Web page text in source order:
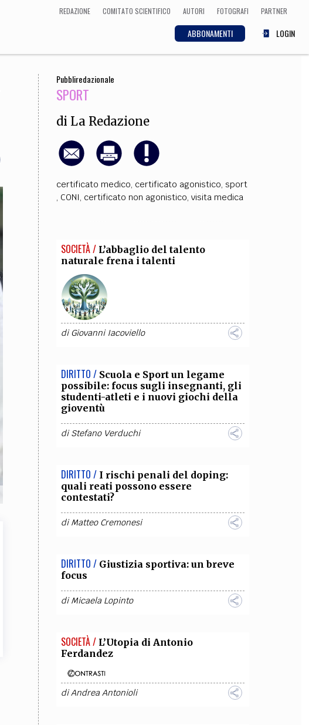
REDAZIONE COMITATO SCIENTIFICO AUTORI FOTOGRAFI PARTNER
ABBONAMENTI LOGIN
ECONOMIA
CULTURA
Arte, Cinema, Musica,
COLLABORA CON NOI
Pubbliredazionale
SPORT
di La Redazione
certificato medico, certificato agonistico, sport
, CONI, certificato non agonistico, visita medica
SOCIETÀ / L’abbaglio del talento
naturale frena i talenti
diGiovanni Iacoviello
DIRITTO / Scuola e Sport un legame
possibile: focus sugli insegnanti, gli
studenti-atleti e i nuovi giochi della
gioventù
diStefano Verduchi
DIRITTO / I rischi penali del doping:
quali reati possono essere
contestati?
diMatteo Cremonesi
DIRITTO / Giustizia sportiva: un breve
focus
diMicaela Lopinto
SOCIETÀ / L’Utopia di Antonio
Ferdandez
diAndrea Antonioli